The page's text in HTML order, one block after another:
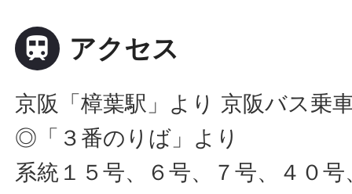
 アクセス
京阪「樟葉駅」より 京阪バス乗
◎「３番のりば」より
系統１５号、６号、７号、４０号